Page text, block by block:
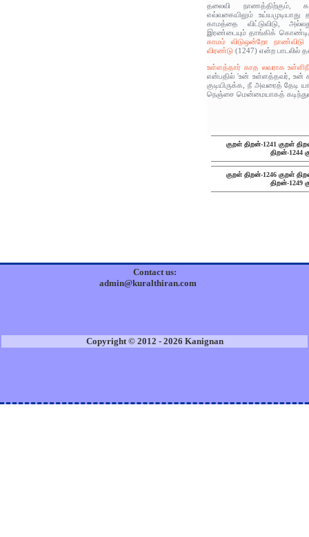
தலைவி நாணத்திற்கும்,
எவ்வகையிலும்
காமத்தை விட்டுவிடு,
இரண்டையும் தாங்கிக்
காமம் விடுஒன்றோ
விரண்டு (1247) என்ற பாடலில்
உள்ளத்தார் காத லவராக
என்பதில் 'உன் உள்ளத்தவர், உன்
குடியிருக்க, நீ அவரைத் தேடி
நெஞ்சை மென்மையாகத்
குறள் திறன்-1241 குறள்
திறன்-1244
குறள் திறன்-1246 குறள்
திறன்-1249
Contact us:
admin@kuralthiran.com
Copyright © 2012 - 2026 Kanignan